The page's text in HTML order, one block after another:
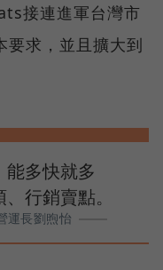
接連進軍台灣市
要求，並且擴大到
運長劉煦怡
多快就多
行銷賣點。